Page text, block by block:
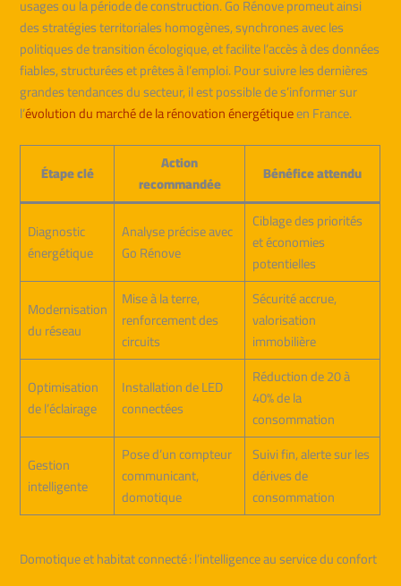
usages ou la période de construction. Go Rénove promeut ainsi
des stratégies territoriales homogènes, synchrones avec les
politiques de transition écologique, et facilite l’accès à des données
fiables, structurées et prêtes à l’emploi. Pour suivre les dernières
grandes tendances du secteur, il est possible de s’informer sur
l’évolution du marché de la rénovation énergétiqueen France.
Étape clé
Action
recommandée
Bénéfice attendu
Diagnostic
énergétique
Analyse précise avec
Go Rénove
Ciblage des priorités
et économies
potentielles
Modernisation
du réseau
Mise à la terre,
renforcement des
circuits
Sécurité accrue,
valorisation
immobilière
Optimisation
de l’éclairage
Installation de LED
connectées
Réduction de 20 à
40% de la
consommation
Gestion
intelligente
Pose d’un compteur
communicant,
domotique
Suivi fin, alerte sur les
dérives de
consommation
Domotique et habitat connecté : l’intelligence au service du confort